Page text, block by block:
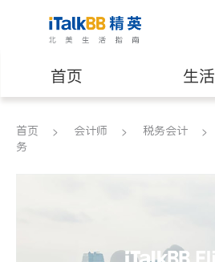
首页 生活
医生 律师
首页 会计师 税务会计
务